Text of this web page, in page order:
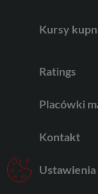
Kursy
Ratings
Placówki
Kontakt